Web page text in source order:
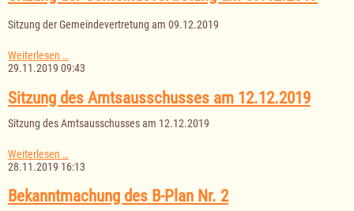
Sitzung der Gemeindevertretung am 09.12.2019
Weiterlesen …Sitzung
der
am
09.12.2019
29.11.2019 09:43
Sitzung des Amtsausschusses am 12.12.2019
Sitzung des Amtsausschusses am 12.12.2019
Weiterlesen …
des
am
12.12.2019
28.11.2019 16:13
Bekanntmachung des B-Plan Nr. 2